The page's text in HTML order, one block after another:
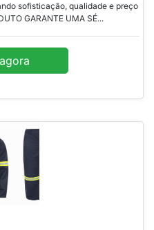
sofisticação, qualidade e preço
GARANTE UMA SÉ...